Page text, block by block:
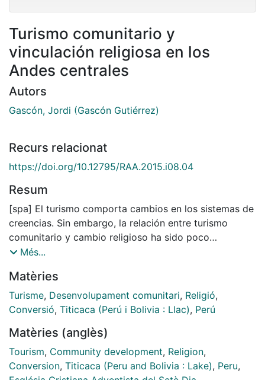
Turismo comunitario y
vinculación religiosa en los
Andes centrales
Autors
Gascón, Jordi (Gascón Gutiérrez)
Recurs relacionat
https://doi.org/10.12795/RAA.2015.i08.04
Resum
[spa] El turismo comporta cambios en los sistemas de
creencias. Sin embargo, la relación entre turismo
comunitario y cambio religioso ha sido poco
estudiada. El artículo analiza este nexo a partir de un
peruanos, de población indígena kichwa. En los '70 y
'80, el sector social más beneficiado por el turismo
comunitario tendió a adscribirse a la Iglesia Adventista
les permitieron inhibirse de participar en el oneroso
sistema de fiestas. El sistema de fiestas otorgaba
prestigio y poder político, pero también actuaba como
Més...
Matèries
Turisme, Desenvolupament comunitari, Religió,
Conversió, Titicaca (Perú i Bolivia : Llac), Perú
Matèries (anglès)
Tourism, Community development, Religion,
Conversion, Titicaca (Peru and Bolivia : Lake), Peru,